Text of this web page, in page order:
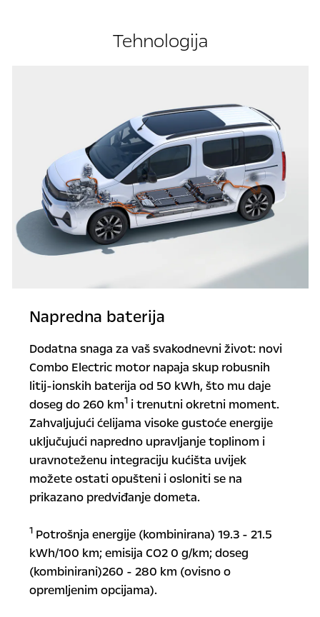
Tehnologija
Napredna baterija
Dodatna snaga za vaš svakodnevni život: novi
Combo Electric motor napaja skup robusnih
litij-ionskih baterija od 50 kWh, što mu daje
doseg do 260 km1i trenutni okretni moment.
Zahvaljujući ćelijama visoke gustoće energije
uključujući napredno upravljanje toplinom i
uravnoteženu integraciju kućišta uvijek
možete ostati opušteni i osloniti se na
prikazano predviđanje dometa.
1Potrošnja energije (kombinirana) 19.3 - 21.5
kWh/100 km; emisija CO2 0 g/km; doseg
(kombinirani)260 - 280 km (ovisno o
opremljenim opcijama).